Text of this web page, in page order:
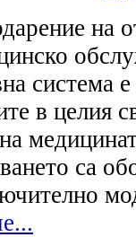
на
система
в целия
са